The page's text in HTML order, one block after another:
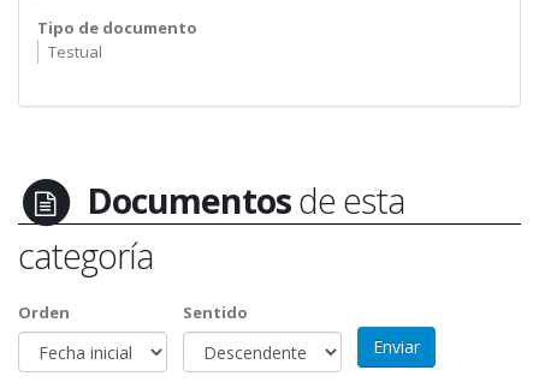
Tipo de documento
Testual
Documentosde esta
categoría
Orden Sentido